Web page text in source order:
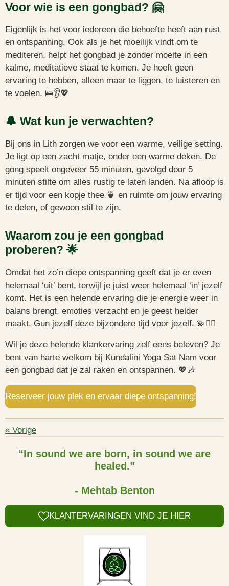
Voor wie is een gongbad? 🤗
Eigenlijk is het voor iedereen die behoefte heeft aan rust
en ontspanning. Ook als je het moeilijk vindt om te
mediteren, helpt het gongbad je zonder moeite in een
kalme, meditatieve staat te komen. Je hoeft geen
ervaring te hebben, alleen maar te liggen, te luisteren en
te voelen. 🛌👂💖
🔔 Wat kun je verwachten?
Bij ons in Lith zorgen we voor een warme, veilige setting.
Je ligt op een zacht matje, onder een warme deken. De
gong speelt ongeveer 55 minuten, gevolgd door 5
minuten stilte om alles rustig te laten landen. Na afloop is
er tijd voor een kopje thee 🍵 en ruimte om jouw ervaring
te delen, of gewoon stil te zijn.
Waarom zou je een gongbad
proberen? 🌟
Omdat het zo’n diepe ontspanning geeft dat je er even
helemaal ‘uit’ bent, terwijl je juist weer helemaal ‘in’ jezelf
komt. Het is een helende ervaring die je energie weer in
balans brengt, emoties verzacht en je geest helder
maakt. Gun jezelf deze bijzondere tijd voor jezelf. 💫🧘‍♀️
Wil je deze helende klankervaring zelf eens beleven? Je
bent van harte welkom bij Kundalini Yoga Sat Nam voor
een gongbad dat je zal raken en ontspannen. 💖🎶
Reserveer jouw plek en ervaar diepe ontspanning!
« Vorige
“In sound we are born, in sound we are
healed.”
- Mehtab Benton
KLANTERVARINGEN VIND JE HIER